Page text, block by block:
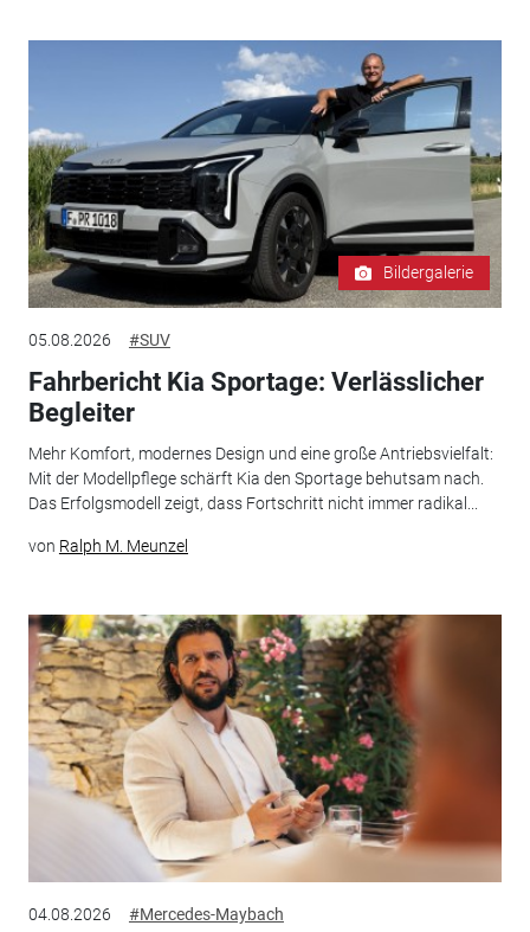
Bildergalerie
05.08.2026 #SUV
Fahrbericht Kia Sportage: Verlässlicher
Begleiter
Mehr Komfort, modernes Design und eine große Antriebsvielfalt:
Mit der Modellpflege schärft Kia den Sportage behutsam nach.
Das Erfolgsmodell zeigt, dass Fortschritt nicht immer radikal...
von Ralph M. Meunzel
04.08.2026 #Mercedes-Maybach